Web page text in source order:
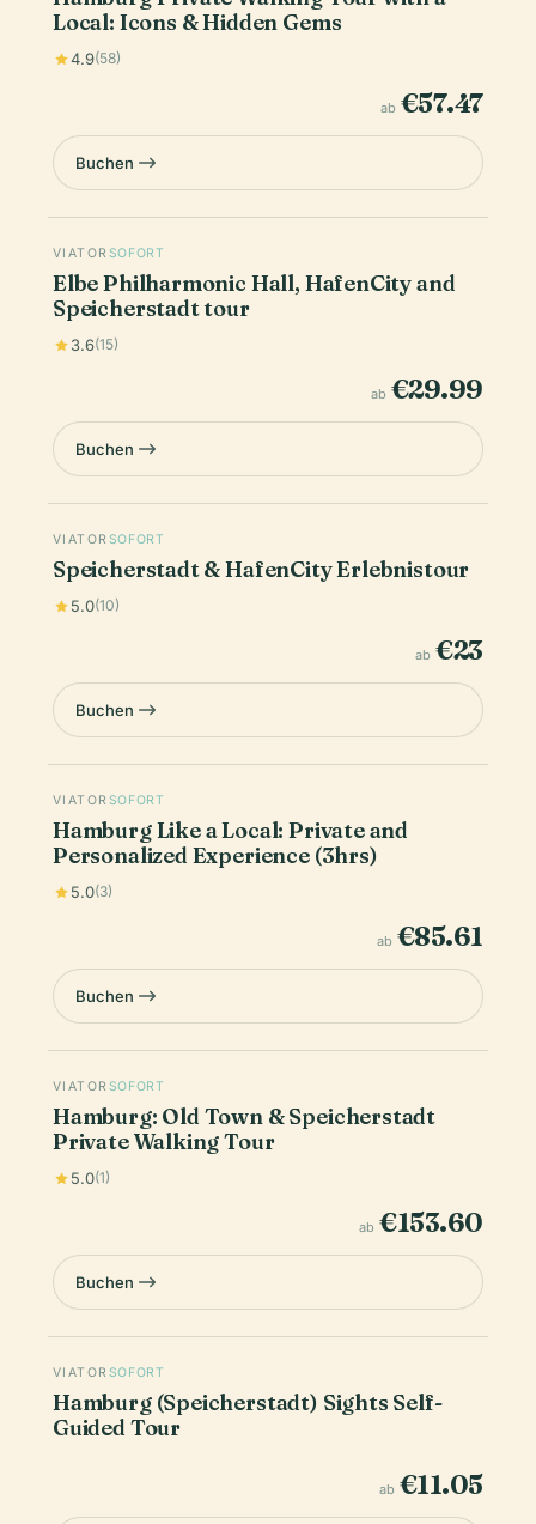
Local: Icons & Hidden Gems
4.9(58)
ab €57.47
Buchen
VIATOR SOFORT
Elbe Philharmonic Hall, HafenCity and
Speicherstadt tour
3.6(15)
ab €29.99
Buchen
VIATOR SOFORT
Speicherstadt & HafenCity Erlebnistour
5.0(10)
ab €23
Buchen
VIATOR SOFORT
Hamburg Like a Local: Private and
Personalized Experience (3hrs)
5.0(3)
ab €85.61
Buchen
VIATOR SOFORT
Hamburg: Old Town & Speicherstadt
Private Walking Tour
5.0(1)
ab €153.60
Buchen
VIATOR SOFORT
Hamburg (Speicherstadt) Sights Self-
Guided Tour
ab €11.05